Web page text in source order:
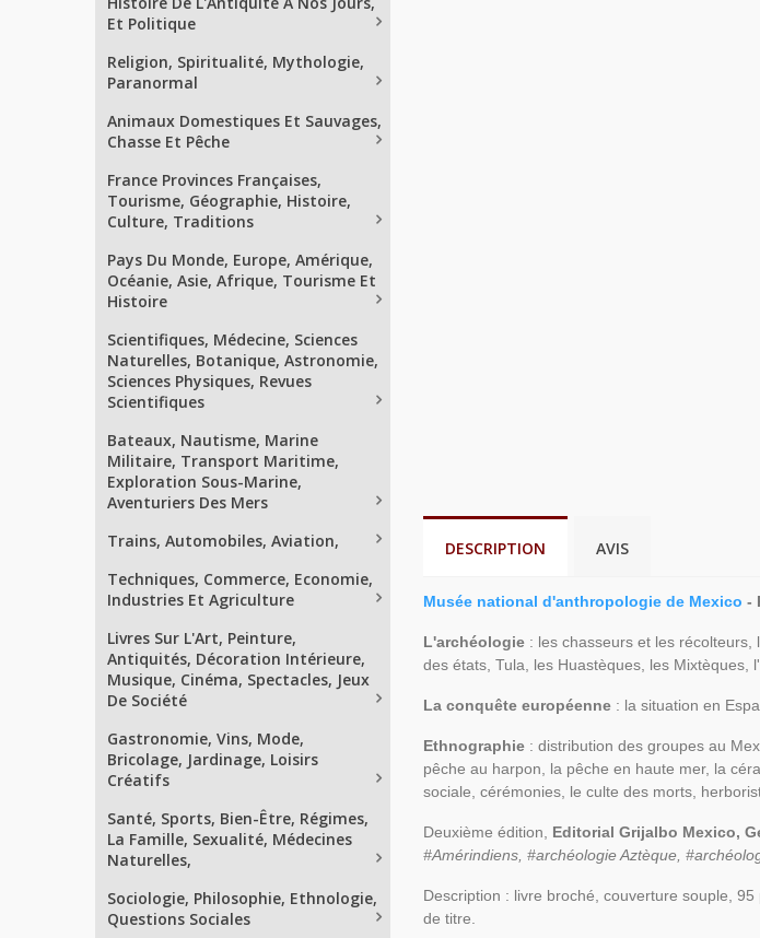
Et Politique
Religion, Spiritualité, Mythologie,
Paranormal
Animaux Domestiques Et Sauvages,
Chasse Et Pêche
France Provinces Françaises,
Tourisme, Géographie, Histoire,
Culture, Traditions
Pays Du Monde, Europe, Amérique,
Océanie, Asie, Afrique, Tourisme Et
Histoire
Scientifiques, Médecine, Sciences
Naturelles, Botanique, Astronomie,
Sciences Physiques, Revues
Scientifiques
Bateaux, Nautisme, Marine
Militaire, Transport Maritime,
Exploration Sous-Marine,
Aventuriers Des Mers
Trains, Automobiles, Aviation,
Techniques, Commerce, Economie,
Industries Et Agriculture
Livres Sur L'Art, Peinture,
Antiquités, Décoration Intérieure,
Musique, Cinéma, Spectacles, Jeux
De Société
Gastronomie, Vins, Mode,
Bricolage, Jardinage, Loisirs
Créatifs
Santé, Sports, Bien-Être, Régimes,
La Famille, Sexualité, Médecines
Naturelles,
Sociologie, Philosophie, Ethnologie,
Questions Sociales
DESCRIPTION AVIS
Musée national d'anthropologie de Mexico -
L'archéologie : les chasseurs et les récolteurs,
des états, Tula, les Huastèques, les Mixtèques,
La conquête européenne : la situation en
Ethnographie : distribution des groupes au
pêche au harpon, la pêche en haute mer, la
sociale, cérémonies, le culte des morts,
Deuxième édition, Editorial Grijalbo Mexico,
#Amérindiens, #archéologie Aztèque,
Description : livre broché, couverture souple,
de titre.